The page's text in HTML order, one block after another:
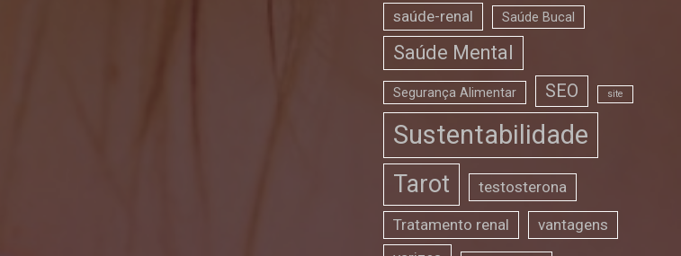
saúde-renal
Saúde Bucal
Saúde Mental
Segurança Alimentar SEO site
Sustentabilidade
Tarot testosterona
Tratamento renal
vantagens